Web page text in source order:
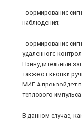
- формирование
наблюдения;
- формирование
удаленного
Принудительный
также от кнопки
МИГ А произойдет
теплового
В данном случае,